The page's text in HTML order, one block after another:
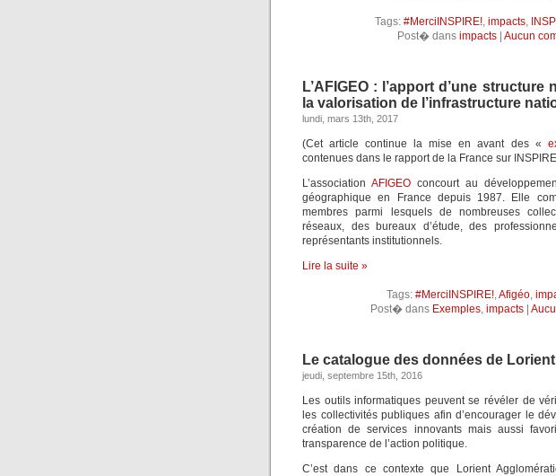
Tags: #MerciINSPIRE!, impacts,
Post� dans impacts Aucun
L’AFIGEO : l’apport d’une
la valorisation de l’infrastructure
lundi, mars 13th, 2017
(Cet article continue la mise en avant des «
contenues dans le rapport de la France sur
L’association AFIGEOconcourt au
géographique en France depuis 1987. Elle
membres parmi lesquels de nombreuses
réseaux, des bureaux d’étude, des
représentants institutionnels.
Lire la suite »
Tags: #MerciINSPIRE!,Afigéo,
Post� dans Exemples, impacts
Le catalogue des données de
jeudi, septembre 15th, 2016
Les outils informatiques peuvent se révéler de
les collectivités publiques afin d’encourager le
création de services innovants mais aussi
transparence de l’action politique.
C’est dans ce contexte que Lorient